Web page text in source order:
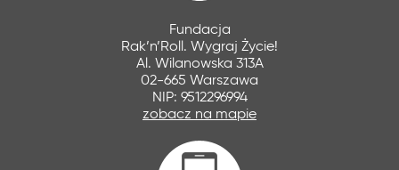
Fundacja
Rak’n’Roll. Wygraj Życie!
Al. Wilanowska 313A
02-665 Warszawa
NIP: 9512296994
zobacz na mapie